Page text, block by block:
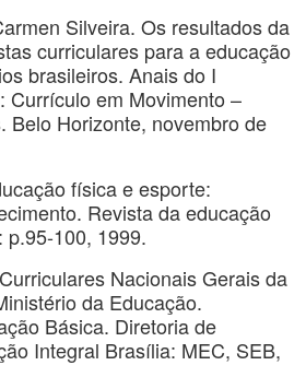
Silveira. Os resultados da
curriculares para a educação
brasileiros. Anais do I
Currículo em Movimento –
Belo Horizonte, novembro de
física e esporte:
Revista da educação
100, 1999.
Nacionais Gerais da
da Educação.
Básica. Diretoria de
Integral Brasília: MEC, SEB,